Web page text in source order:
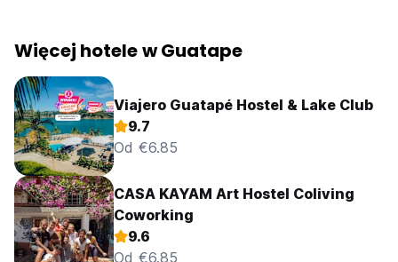
Więcej hotele w Guatape
Viajero Guatapé Hostel & Lake Club
9.7
Od €6.85
CASA KAYAM Art Hostel Coliving
Coworking
9.6
Od €6.85